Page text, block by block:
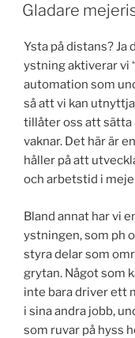
Gladare
Ysta på distans? Ja
ystning aktiverar vi
automation som
så att vi kan
tillåter oss att sätta
vaknar. Det här är
håller på att
och arbetstid i
Bland annat har vi
ystningen, som ph
styra delar som
grytan. Något som
inte bara driver ett
i sina andra jobb,
som ruvar på hyss